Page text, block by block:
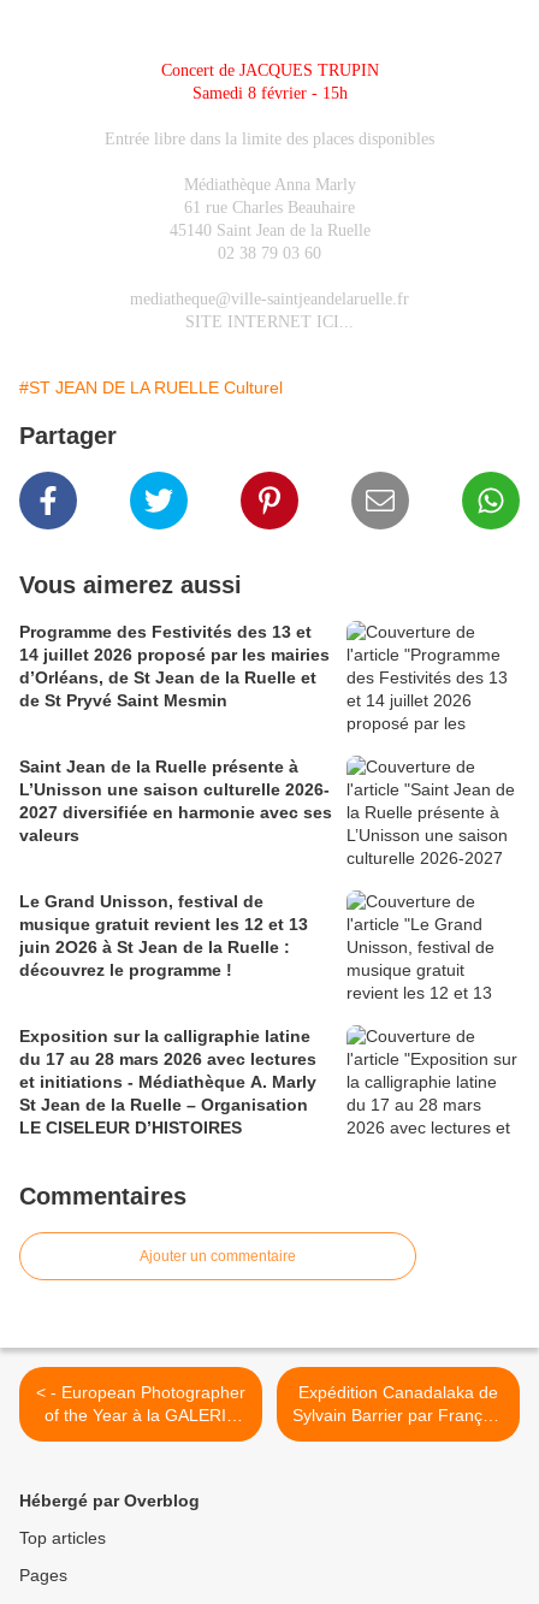
Concert de JACQUES TRUPIN
Samedi 8 février - 15h
Entrée libre dans la limite des places disponibles
Médiathèque Anna Marly
61 rue Charles Beauhaire
45140 Saint Jean de la Ruelle
02 38 79 03 60
mediatheque@ville-saintjeandelaruelle.fr
SITE INTERNET ICI...
#ST JEAN DE LA RUELLE Culturel
Partager
Vous aimerez aussi
Programme des Festivités des 13 et
14 juillet 2026 proposé par les mairies
d’Orléans, de St Jean de la Ruelle et
de St Pryvé Saint Mesmin
Saint Jean de la Ruelle présente à
L’Unisson une saison culturelle 2026-
2027 diversifiée en harmonie avec ses
valeurs
Le Grand Unisson, festival de
musique gratuit revient les 12 et 13
juin 2O26 à St Jean de la Ruelle :
découvrez le programme !
Exposition sur la calligraphie latine
du 17 au 28 mars 2026 avec lectures
et initiations - Médiathèque A. Marly
St Jean de la Ruelle – Organisation
LE CISELEUR D’HISTOIRES
Commentaires
Ajouter un commentaire
< - European Photographer
of the Year à la GALERIE
DU LION D'ORLEANS du
Expédition Canadalaka de
Sylvain Barrier par François
Bonneau >
Hébergé par Overblog
Top articles
Pages